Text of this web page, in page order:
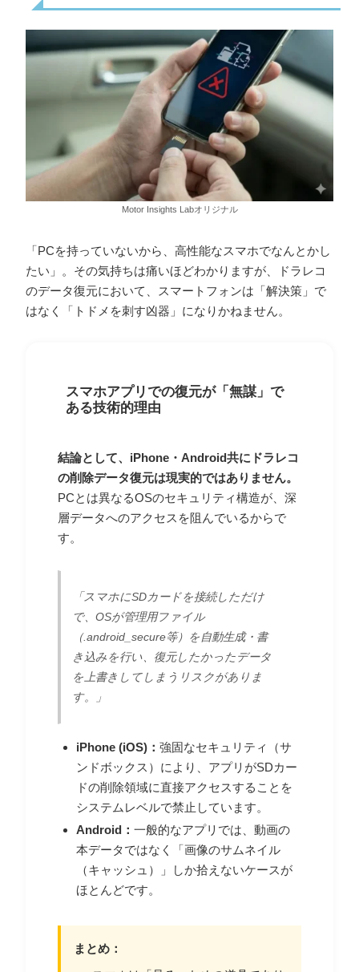
Motor Insights Labオリジナル
「PCを持っていないから、高性能なスマホでなんとかし
たい」。その気持ちは痛いほどわかりますが、ドラレコ
のデータ復元において、スマートフォンは「解決策」で
はなく「トドメを刺す凶器」になりかねません。
スマホアプリでの復元が「無謀」で
ある技術的理由
結論として、iPhone・Android共にドラレコ
の削除データ復元は現実的ではありません。
PCとは異なるOSのセキュリティ構造が、深
層データへのアクセスを阻んでいるからで
す。
「スマホにSDカードを接続しただけ
で、OSが管理用ファイル
（.android_secure等）を自動生成・書
き込みを行い、復元したかったデータ
を上書きしてしまうリスクがありま
す。」
iPhone (iOS)：強固なセキュリティ（サ
ンドボックス）により、アプリがSDカー
ドの削除領域に直接アクセスすることを
システムレベルで禁止しています。
Android：一般的なアプリでは、動画の
本データではなく「画像のサムネイル
（キャッシュ）」しか拾えないケースが
ほとんどです。
まとめ：